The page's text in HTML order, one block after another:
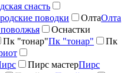
снасть
поводки ОлтаОлта
Оснастки
Пк "тонар"Пк "тонар"
Пк
Пирс мастерПирс